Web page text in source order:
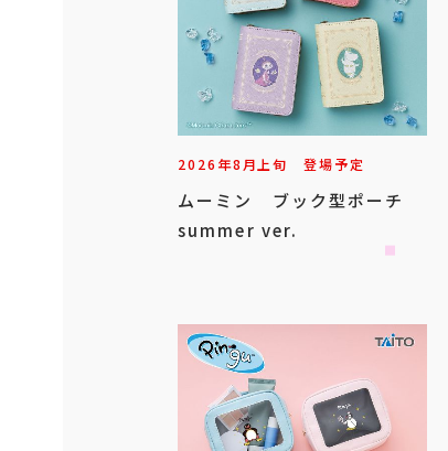
2026年8月上旬 登場予定
ムーミン ブック型ポーチ
summer ver.